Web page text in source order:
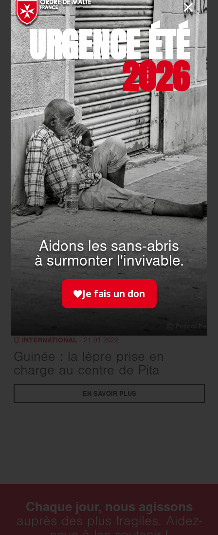
nationale de janvier 2023
SOLIDARITÉ- 04.01.2014
Participez à nos quêtes
EN SAVOIR PLUS
INTERNATIONAL - 21.01.2022
Guinée : la lèpre prise en
charge au centre de Pita
EN SAVOIR PLUS
Chaque jour, nous agissons
auprès des plus fragiles. Aidez-
URGENCE ÉTÉ
2026
Aidons les sans-abris
à surmonter l'invivable.
Je fais un don